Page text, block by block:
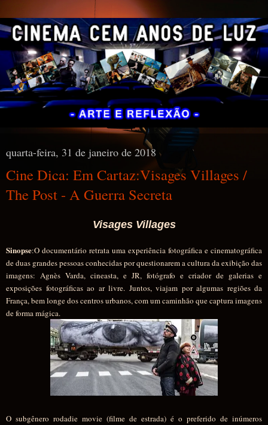
quarta-feira, 31 de janeiro de 2018
Cine Dica: Em Cartaz:Visages Villages /
The Post - A Guerra Secreta
Visages Villages
Sinopse:O documentário retrata uma experiência fotográfica e cinematográfica
de duas grandes pessoas conhecidas por questionarem a cultura da exibição das
imagens: Agnès Varda, cineasta, e JR, fotógrafo e criador de galerias e
exposições fotográficas ao ar livre. Juntos, viajam por algumas regiões da
França, bem longe dos centros urbanos, com um caminhão que captura imagens
de forma mágica.
O subgênero rodadie movie (filme de estrada) é o preferido de inúmeros